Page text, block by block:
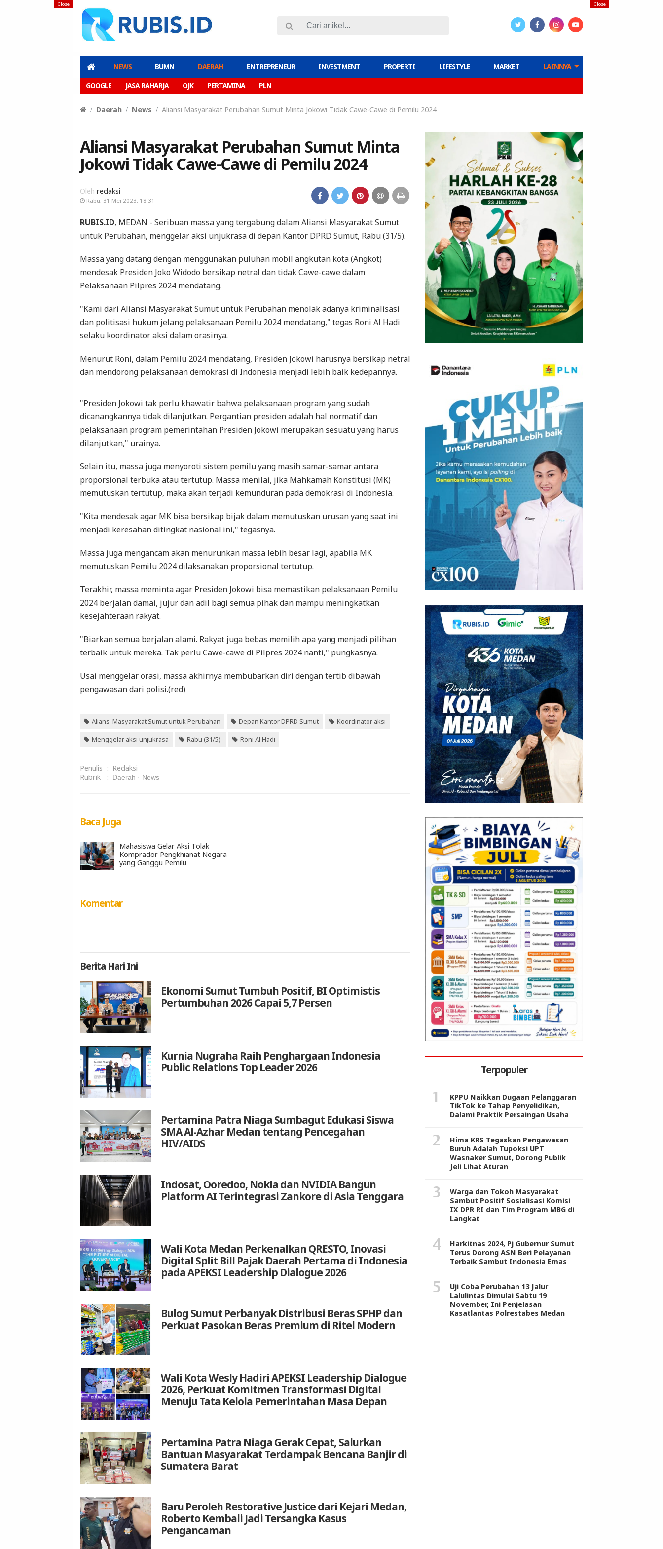
NEWS BUMN DAERAH ENTREPRENEUR INVESTMENT PROPERTI LIFESTYLE MARKET LAINNYA
GOOGLE JASA RAHARJA OJK PERTAMINA PLN
Close
Close
Daerah News Aliansi Masyarakat Perubahan Sumut Minta Jokowi Tidak Cawe-Cawe di Pemilu 2024
Aliansi Masyarakat Perubahan Sumut Minta
Jokowi Tidak Cawe-Cawe di Pemilu 2024
Oleh redaksi
Rabu, 31 Mei 2023, 18:31
RUBIS.ID, MEDAN - Seribuan massa yang tergabung dalam Aliansi Masyarakat Sumut
untuk Perubahan, menggelar aksi unjukrasa di depan Kantor DPRD Sumut, Rabu (31/5).
Massa yang datang dengan menggunakan puluhan mobil angkutan kota (Angkot)
mendesak Presiden Joko Widodo bersikap netral dan tidak Cawe-cawe dalam
Pelaksanaan Pilpres 2024 mendatang.
"Kami dari Aliansi Masyarakat Sumut untuk Perubahan menolak adanya kriminalisasi
dan politisasi hukum jelang pelaksanaan Pemilu 2024 mendatang," tegas Roni Al Hadi
selaku koordinator aksi dalam orasinya.
Menurut Roni, dalam Pemilu 2024 mendatang, Presiden Jokowi harusnya bersikap netral
dan mendorong pelaksanaan demokrasi di Indonesia menjadi lebih baik kedepannya.
"Presiden Jokowi tak perlu khawatir bahwa pelaksanaan program yang sudah
dicanangkannya tidak dilanjutkan. Pergantian presiden adalah hal normatif dan
pelaksanaan program pemerintahan Presiden Jokowi merupakan sesuatu yang harus
dilanjutkan," urainya.
Selain itu, massa juga menyoroti sistem pemilu yang masih samar-samar antara
proporsional terbuka atau tertutup. Massa menilai, jika Mahkamah Konstitusi (MK)
memutuskan tertutup, maka akan terjadi kemunduran pada demokrasi di Indonesia.
"Kita mendesak agar MK bisa bersikap bijak dalam memutuskan urusan yang saat ini
menjadi keresahan ditingkat nasional ini," tegasnya.
Massa juga mengancam akan menurunkan massa lebih besar lagi, apabila MK
memutuskan Pemilu 2024 dilaksanakan proporsional tertutup.
Terakhir, massa meminta agar Presiden Jokowi bisa memastikan pelaksanaan Pemilu
2024 berjalan damai, jujur dan adil bagi semua pihak dan mampu meningkatkan
kesejahteraan rakyat.
"Biarkan semua berjalan alami. Rakyat juga bebas memilih apa yang menjadi pilihan
terbaik untuk mereka. Tak perlu Cawe-cawe di Pilpres 2024 nanti," pungkasnya.
Usai menggelar orasi, massa akhirnya membubarkan diri dengan tertib dibawah
pengawasan dari polisi.(red)
Aliansi Masyarakat Sumut untuk Perubahan Depan Kantor DPRD Sumut Koordinator aksi
Menggelar aksi unjukrasa Rabu (31/5). Roni Al Hadi
Penulis : Redaksi
Rubrik
: Daerah News
Baca Juga
Mahasiswa Gelar Aksi Tolak
Komprador Pengkhianat Negara
yang Ganggu Pemilu
Komentar
Berita Hari Ini
Ekonomi Sumut Tumbuh Positif, BI Optimistis
Pertumbuhan 2026 Capai 5,7 Persen
Kurnia Nugraha Raih Penghargaan Indonesia
Public Relations Top Leader 2026
Pertamina Patra Niaga Sumbagut Edukasi Siswa
SMA Al-Azhar Medan tentang Pencegahan
HIV/AIDS
Indosat, Ooredoo, Nokia dan NVIDIA Bangun
Platform AI Terintegrasi Zankore di Asia Tenggara
Wali Kota Medan Perkenalkan QRESTO, Inovasi
Digital Split Bill Pajak Daerah Pertama di Indonesia
pada APEKSI Leadership Dialogue 2026
Bulog Sumut Perbanyak Distribusi Beras SPHP dan
Perkuat Pasokan Beras Premium di Ritel Modern
Wali Kota Wesly Hadiri APEKSI Leadership Dialogue
2026, Perkuat Komitmen Transformasi Digital
Menuju Tata Kelola Pemerintahan Masa Depan
Pertamina Patra Niaga Gerak Cepat, Salurkan
Bantuan Masyarakat Terdampak Bencana Banjir di
Sumatera Barat
Baru Peroleh Restorative Justice dari Kejari Medan,
Roberto Kembali Jadi Tersangka Kasus
Pengancaman
Terpopuler
KPPU Naikkan Dugaan Pelanggaran
TikTok ke Tahap Penyelidikan,
Dalami Praktik Persaingan Usaha
Hima KRS Tegaskan Pengawasan
Buruh Adalah Tupoksi UPT
Wasnaker Sumut, Dorong Publik
Jeli Lihat Aturan
Warga dan Tokoh Masyarakat
Sambut Positif Sosialisasi Komisi
IX DPR RI dan Tim Program MBG di
Langkat
Harkitnas 2024, Pj Gubernur Sumut
Terus Dorong ASN Beri Pelayanan
Terbaik Sambut Indonesia Emas
Uji Coba Perubahan 13 Jalur
Lalulintas Dimulai Sabtu 19
November, Ini Penjelasan
Kasatlantas Polrestabes Medan